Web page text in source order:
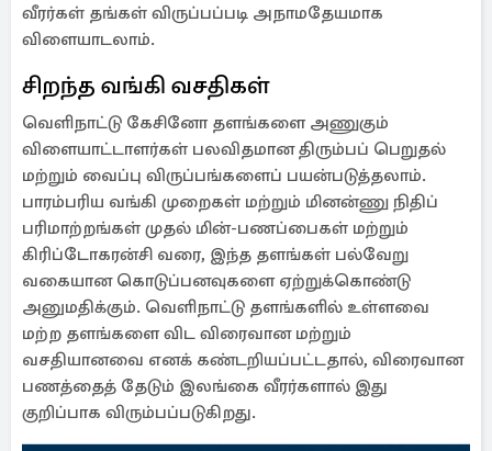
வீரர்கள் தங்கள் விருப்பப்படி அநாமதேயமாக
விளையாடலாம்.
சிறந்த வங்கி வசதிகள்
வெளிநாட்டு கேசினோ தளங்களை அணுகும்
விளையாட்டாளர்கள் பலவிதமான திரும்பப் பெறுதல்
மற்றும் வைப்பு விருப்பங்களைப் பயன்படுத்தலாம்.
பாரம்பரிய வங்கி முறைகள் மற்றும் மினன்ணு நிதிப்
பரிமாற்றங்கள் முதல் மின்-பணப்பைகள் மற்றும்
கிரிப்டோகரன்சி வரை, இந்த தளங்கள் பல்வேறு
வகையான கொடுப்பனவுகளை ஏற்றுக்கொண்டு
அனுமதிக்கும். வெளிநாட்டு தளங்களில் உள்ளவை
மற்ற தளங்களை விட விரைவான மற்றும்
வசதியானவை எனக் கண்டறியப்பட்டதால், விரைவான
பணத்தைத் தேடும் இலங்கை வீரர்களால் இது
குறிப்பாக விரும்பப்படுகிறது.